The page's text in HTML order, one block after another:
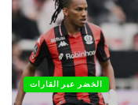
الخضر عبر القارات